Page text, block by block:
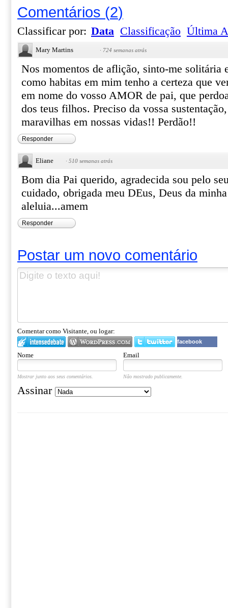
Comentários (2)
Classificar por: Data Classificação Última
Mary Martins · 724 semanas atrás
Nos momentos de aflição, sinto-me solitária
como habitas em mim tenho a certeza que
em nome do vosso AMOR de pai, que
dos teus filhos. Preciso da vossa
maravilhas em nossas vidas!! Perdão!!
Responder
Eliane · 510 semanas atrás
Bom dia Pai querido, agradecida sou pelo
cuidado, obrigada meu DEus, Deus da
aleluia...amem
Responder
Postar um novo comentário
Comentar como Visitante, ou logar:
facebook
Nome Email
Mostrar junto aos seus comentários. Não mostrado publicamente.
Assinar